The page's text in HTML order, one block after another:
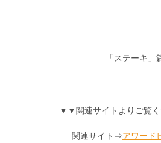
「ステーキ」
▼▼関連サイトよりご覧
関連サイト⇒アワード